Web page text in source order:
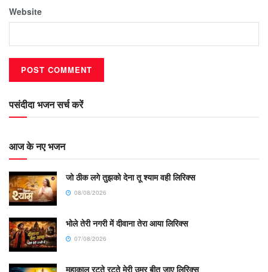
Website
पसंदीदा भजन सर्च करें
आज के नए भजन
जो ठीक लगे तुझको देना तू श्याम वही लिरिक्स
08/08/2026
भोले तेरी नगरी में दीवाना तेरा आया लिरिक्स
07/08/2026
महाकाल रटते रटते मेरी उम्र बीत जाए लिरिक्स